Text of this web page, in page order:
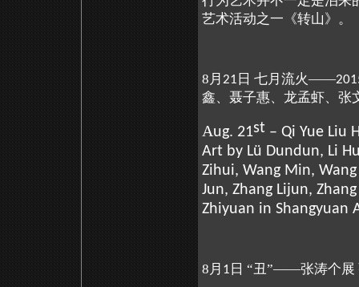
艺术活动之一《转山》。
8月 21 日 七月流火——
鑫、聂子惠、龙孟虾、张
Aug. 21st – Qi Yue Liu
Art by Lü Dundun, Li
Zihui, Wang Min, Wang
Jun, Zhang Lijun,
Zhiyuan in Shangyuan
8月 1 日 “丑”——张涛个展